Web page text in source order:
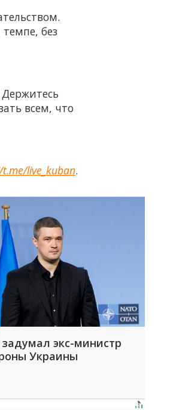
без
всем, что
live_kuban.
экс-министр
Украины